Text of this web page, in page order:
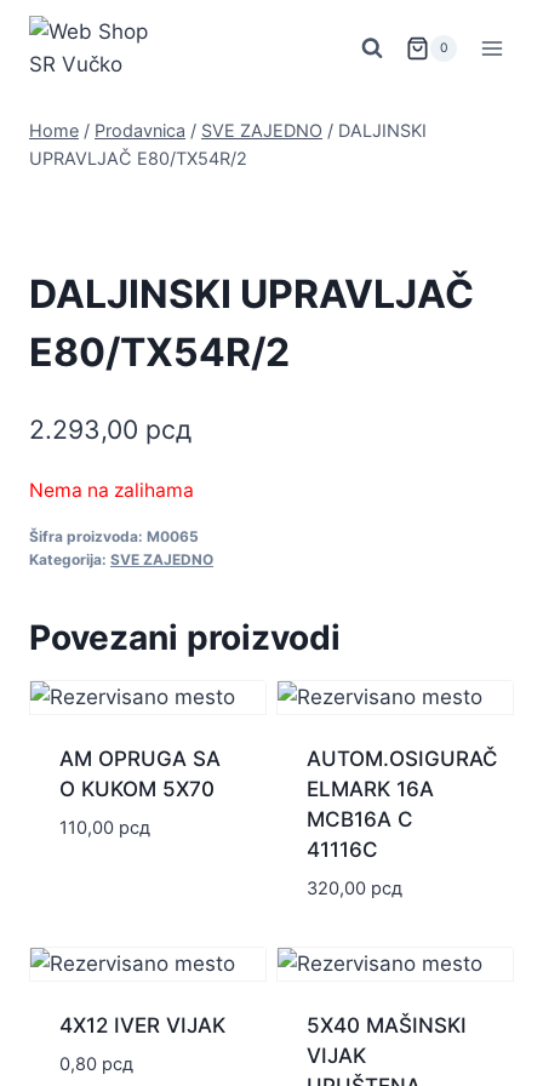
Skip
content
0
Home / Prodavnica / SVE ZAJEDNO / DALJINSKI
UPRAVLJAČ E80/TX54R/2
DALJINSKI UPRAVLJAČ
E80/TX54R/2
2.293,00 рсд
Nema na zalihama
Šifra proizvoda: M0065
Kategorija: SVE ZAJEDNO
Povezani proizvodi
AM OPRUGA SA
O KUKOM 5X70
110,00 рсд
AUTOM.OSIGURAČ
ELMARK 16A
MCB16A C
41116C
320,00 рсд
4X12 IVER VIJAK
0,80 рсд
5X40 MAŠINSKI
VIJAK